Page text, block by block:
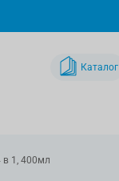
Каталог
в 1, 400мл